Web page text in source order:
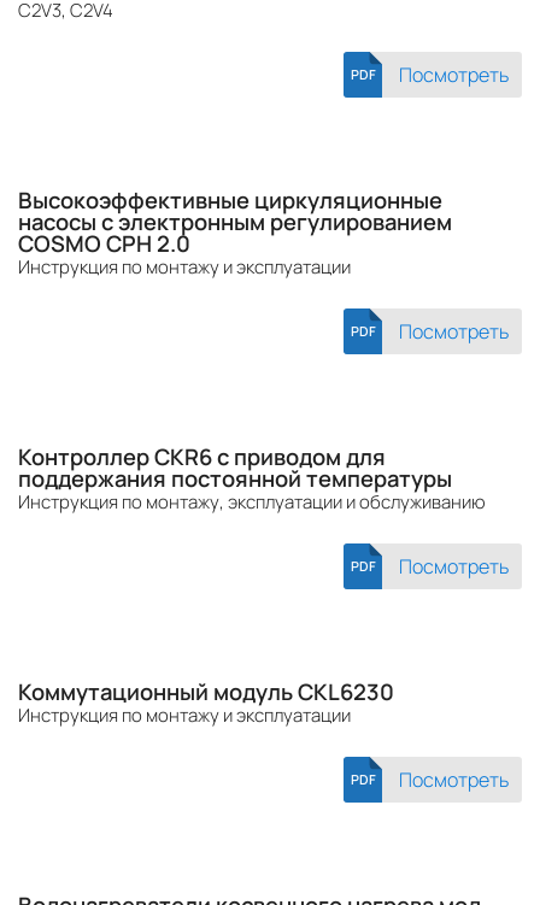
C2V3, C2V4
PDF Посмотреть
Высокоэффективные циркуляционные
насосы с электронным регулированием
COSMO CPH 2.0
Инструкция по монтажу и эксплуатации
PDF Посмотреть
Контроллер CKR6 с приводом для
поддержания постоянной температуры
Инструкция по монтажу, эксплуатации и обслуживанию
PDF Посмотреть
Коммутационный модуль CKL6230
Инструкция по монтажу и эксплуатации
PDF Посмотреть